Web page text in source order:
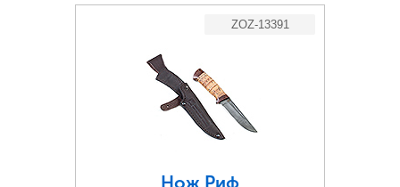
ZOZ-13391
Нож Риф